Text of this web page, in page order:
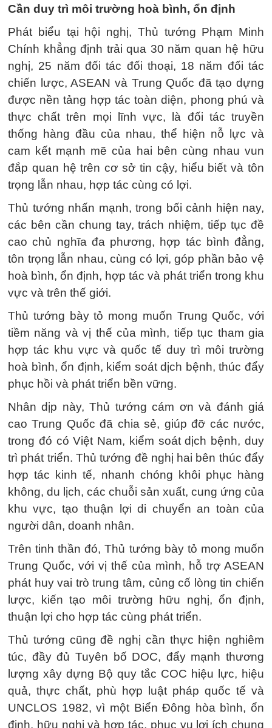
Cần duy trì môi trường hoà bình, ổn định
Phát biểu tại hội nghị, Thủ tướng Phạm Minh
Chính khẳng định trải qua 30 năm quan hệ hữu
nghị, 25 năm đối tác đối thoại, 18 năm đối tác
chiến lược, ASEAN và Trung Quốc đã tạo dựng
được nền tảng hợp tác toàn diện, phong phú và
thực chất trên mọi lĩnh vực, là đối tác truyền
thống hàng đầu của nhau, thể hiện nỗ lực và
cam kết mạnh mẽ của hai bên cùng nhau vun
đắp quan hệ trên cơ sở tin cậy, hiểu biết và tôn
trọng lẫn nhau, hợp tác cùng có lợi.
Thủ tướng nhấn mạnh, trong bối cảnh hiện nay,
các bên cần chung tay, trách nhiệm, tiếp tục đề
cao chủ nghĩa đa phương, hợp tác bình đẳng,
tôn trọng lẫn nhau, cùng có lợi, góp phần bảo vệ
hoà bình, ổn định, hợp tác và phát triển trong khu
vực và trên thế giới.
Thủ tướng bày tỏ mong muốn Trung Quốc, với
tiềm năng và vị thế của mình, tiếp tục tham gia
hợp tác khu vực và quốc tế duy trì môi trường
hoà bình, ổn định, kiểm soát dịch bệnh, thúc đẩy
phục hồi và phát triển bền vững.
Nhân dịp này, Thủ tướng cám ơn và đánh giá
cao Trung Quốc đã chia sẻ, giúp đỡ các nước,
trong đó có Việt Nam, kiểm soát dịch bệnh, duy
trì phát triển. Thủ tướng đề nghị hai bên thúc đẩy
hợp tác kinh tế, nhanh chóng khôi phục hàng
không, du lịch, các chuỗi sản xuất, cung ứng của
khu vực, tạo thuận lợi di chuyển an toàn của
người dân, doanh nhân.
Trên tinh thần đó, Thủ tướng bày tỏ mong muốn
Trung Quốc, với vị thế của mình, hỗ trợ ASEAN
phát huy vai trò trung tâm, củng cố lòng tin chiến
lược, kiến tạo môi trường hữu nghị, ổn định,
thuận lợi cho hợp tác cùng phát triển.
Thủ tướng cũng đề nghị cần thực hiện nghiêm
túc, đầy đủ Tuyên bố DOC, đẩy mạnh thương
lượng xây dựng Bộ quy tắc COC hiệu lực, hiệu
quả, thực chất, phù hợp luật pháp quốc tế và
UNCLOS 1982, vì một Biển Đông hòa bình, ổn
định, hữu nghị và hợp tác, phục vụ lợi ích chung